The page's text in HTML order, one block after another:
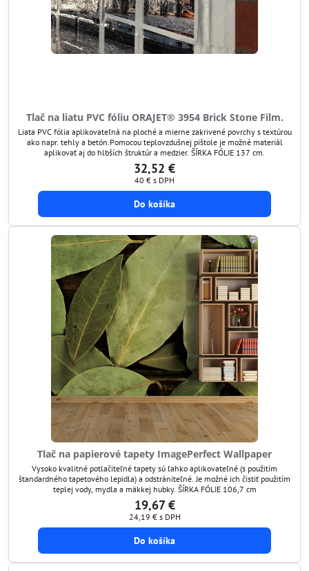
Tlač na liatu PVC fóliu ORAJET® 3954 Brick Stone Film.
Liata PVC fólia aplikovateľná na ploché a mierne zakrivené povrchy s textúrou
ako napr. tehly a betón.Pomocou teplovzdušnej pištole je možné materiál
aplikovať aj do hlbších štruktúr a medzier. ŠÍRKA FÓLIE 137 cm.
32,52 €
40 € s DPH
Do košíka
Tlač na papierové tapety ImagePerfect Wallpaper
Vysoko kvalitné potlačiteľné tapety sú ľahko aplikovateľné (s použitím
štandardného tapetového lepidla) a odstrániteľné. Je možné ich čistiť použitím
teplej vody, mydla a mäkkej hubky. ŠÍRKA FÓLIE 106,7 cm
19,67 €
24,19 € s DPH
Do košíka